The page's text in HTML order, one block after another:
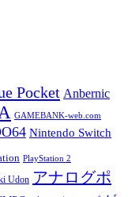
Pocket Anbernic
GAMEBANK-web.com
Nintendo Switch
PlayStation 2
Udon アナログポ